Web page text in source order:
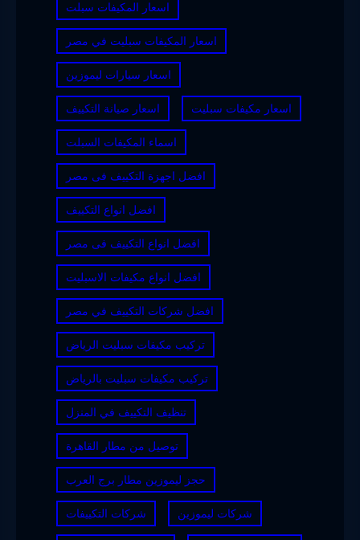
اسعار المكيفات سبلت
اسعار المكيفات سبليت في مصر
اسعار سيارات ليموزين
اسعار صيانة التكييف اسعار مكيفات سبليت
اسماء المكيفات السبلت
افضل اجهزة التكييف فى مصر
افضل انواع التكييف
افضل انواع التكييف فى مصر
افضل انواع مكيفات الاسبليت
افضل شركات التكييف في مصر
تركيب مكيفات سبليت الرياض
تركيب مكيفات سبليت بالرياض
تنظيف التكييف في المنزل
توصيل من مطار القاهرة
حجز ليموزين مطار برج العرب
شركات التكييفات شركات ليموزين